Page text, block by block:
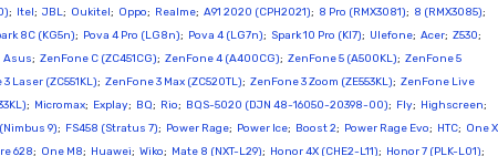
; Itel; JBL; Oukitel; Oppo; Realme; A91 2020 (CPH2021); 8 Pro (RMX3081); 8 (RMX3085);
8C (KG5n); Pova 4 Pro (LG8n); Pova 4 (LG7n); Spark 10 Pro (KI7); Ulefone; Acer; Z530;
Asus; ZenFone C (ZC451CG); ZenFone 4 (A400CG); ZenFone 5 (A500KL); ZenFone 5
Laser (ZC551KL); ZenFone 3 Max (ZC520TL); ZenFone 3 Zoom (ZE553KL); ZenFone Live
; Micromax; Explay; BQ; Rio; BQS-5020 (DJN 48-16050-20398-00); Fly; Highscreen;
9); FS458 (Stratus 7); Power Rage; Power Ice; Boost 2; Power Rage Evo; HTC; One X
628; One M8; Huawei; Wiko; Mate 8 (NXT-L29); Honor 4X (CHE2-L11); Honor 7 (PLK-L01);